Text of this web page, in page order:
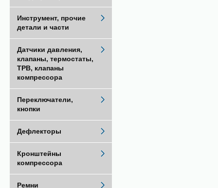
Инструмент, прочие
детали и части
Датчики давления,
клапаны, термостаты,
ТРВ, клапаны
компрессора
Переключатели,
кнопки
Дефлекторы
Кронштейны
компрессора
Ремни